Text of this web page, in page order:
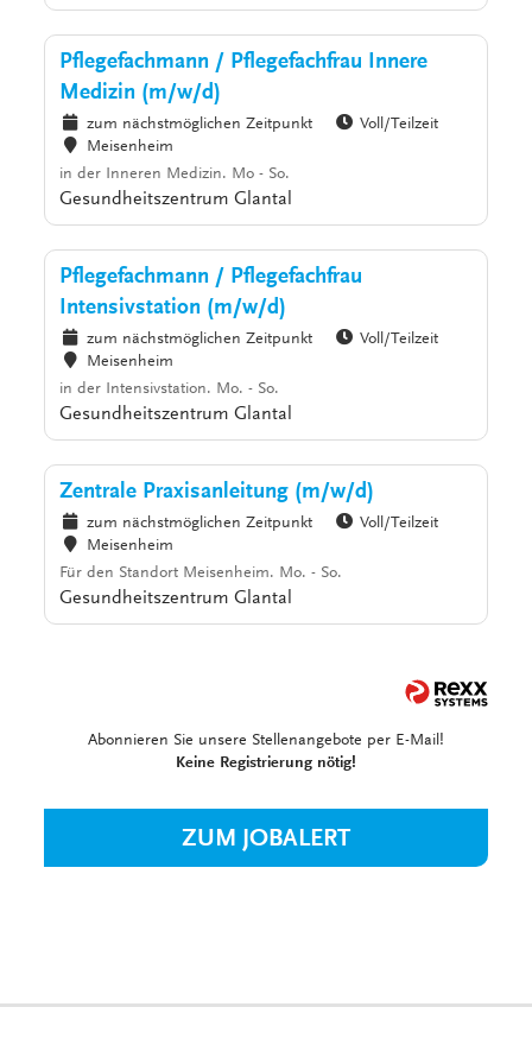
Pflegefachmann / Pflegefachfrau Innere
Medizin (m/w/d)
zum nächstmöglichen Zeitpunkt
Voll/Teilzeit
Meisenheim
in der Inneren Medizin. Mo - So.
Gesundheitszentrum Glantal
Pflegefachmann / Pflegefachfrau
Intensivstation (m/w/d)
zum nächstmöglichen Zeitpunkt
Voll/Teilzeit
Meisenheim
in der Intensivstation. Mo. - So.
Gesundheitszentrum Glantal
Zentrale Praxisanleitung (m/w/d)
zum nächstmöglichen Zeitpunkt
Voll/Teilzeit
Meisenheim
Für den Standort Meisenheim. Mo. - So.
Gesundheitszentrum Glantal
Abonnieren Sie unsere Stellenangebote per E-Mail!
Keine Registrierung nötig!
ZUM JOBALERT